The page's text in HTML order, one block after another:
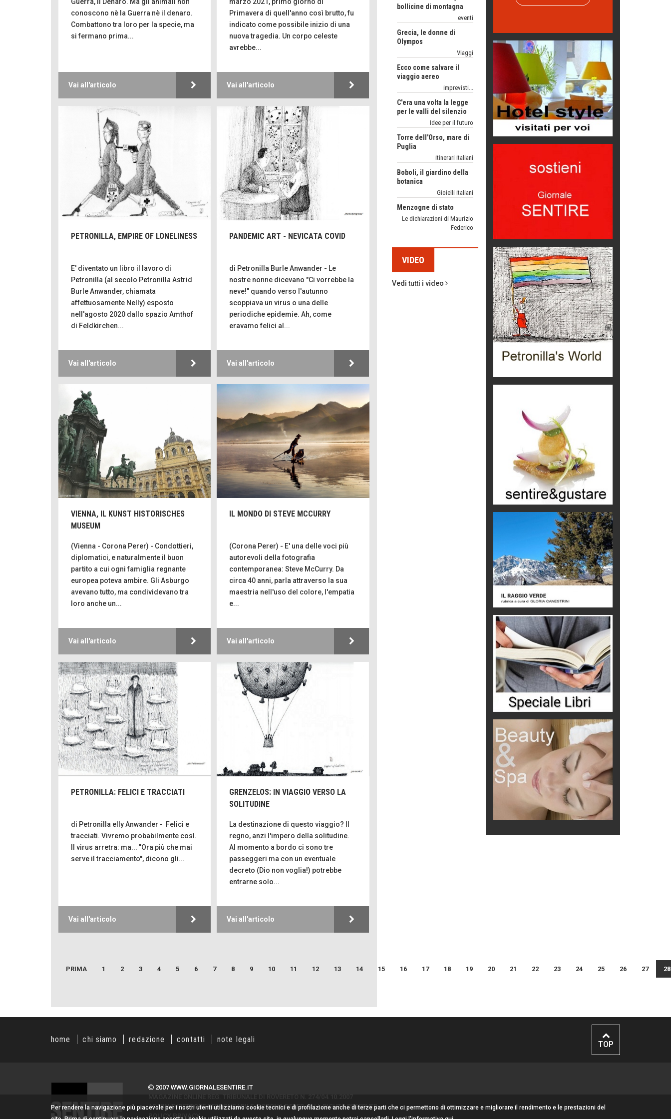
conoscono nè la Guerra nè il denaro.
Combattono tra loro per la specie, ma
si fermano prima...
Vai all'articolo
Primavera di quell'anno così brutto, fu
indicato come possibile inizio di una
nuova tragedia. Un corpo celeste
avrebbe...
Vai all'articolo
PETRONILLA, EMPIRE OF LONELINESS
E' diventato un libro il lavoro di
Petronilla (al secolo Petronilla Astrid
Burle Anwander, chiamata
affettuosamente Nelly) esposto
nell'agosto 2020 dallo spazio Amthof
di Feldkirchen...
Vai all'articolo
PANDEMIC ART - NEVICATA COVID
di Petronilla Burle Anwander - Le
nostre nonne dicevano "Ci vorrebbe la
neve!" quando verso l'autunno
scoppiava un virus o una delle
periodiche epidemie. Ah, come
eravamo felici al...
Vai all'articolo
VIENNA, IL KUNST HISTORISCHES
MUSEUM
(Vienna - Corona Perer) - Condottieri,
diplomatici, e naturalmente il buon
partito a cui ogni famiglia regnante
europea poteva ambire. Gli Asburgo
avevano tutto, ma condividevano tra
loro anche un...
Vai all'articolo
IL MONDO DI STEVE MCCURRY
(Corona Perer) - E' una delle voci più
autorevoli della fotografia
contemporanea: Steve McCurry. Da
circa 40 anni, parla attraverso la sua
maestria nell'uso del colore, l'empatia
e...
Vai all'articolo
PETRONILLA: FELICI E TRACCIATI
di Petronilla elly Anwander - Felici e
tracciati. Vivremo probabilmente così.
Il virus arretra: ma... ''Ora più che mai
serve il tracciamento'', dicono gli...
Vai all'articolo
GRENZELOS: IN VIAGGIO VERSO LA
SOLITUDINE
La destinazione di questo viaggio? Il
regno, anzi l'impero della solitudine.
Al momento a bordo ci sono tre
passeggeri ma con un eventuale
decreto (Dio non voglia!) potrebbe
entrarne solo...
Vai all'articolo
PRIMA 1 2 3 4 5 6 7 8 9 10 11 12 13 14 15 16 17 18 19 20 21 22 23 24 25 26 27 28
Il Mondo di Petronilla
MARGHERITA
VITAGLIANO
MARIELLA MOROSI
Taccuino di Viaggio
MARCO ANSALONI
FOTOGRAMMIsospesi
Olympos
Viaggi
Ecco come salvare il
viaggio aereo
imprevisti...
C'era una volta la legge
per le valli del silenzio
Idee per il futuro
Torre dell'Orso, mare di
Puglia
itinerari italiani
Boboli, il giardino della
botanica
Gioielli italiani
Menzogne di stato
Le dichiarazioni di Maurizio
Federico
Chi è, e come difendersi
dallo scammer
di Mirta B. Bono
VIDEO
Vedi tutti i video
home chi siamo redazione contatti note legali
TOP
2007 WWW.GIORNALESENTIRE.IT
ADMIN/DIRETTORE RESPONSABILE: CORONA PERER - ALL RIGHTS RESERVED
POLICY PRIVACY
Per rendere la navigazione più piacevole per i nostri utenti utilizziamo cookie tecnici e di profilazione anche di terze parti che ci permettono di ottimizzare e migliorare il rendimento e le prestazioni del